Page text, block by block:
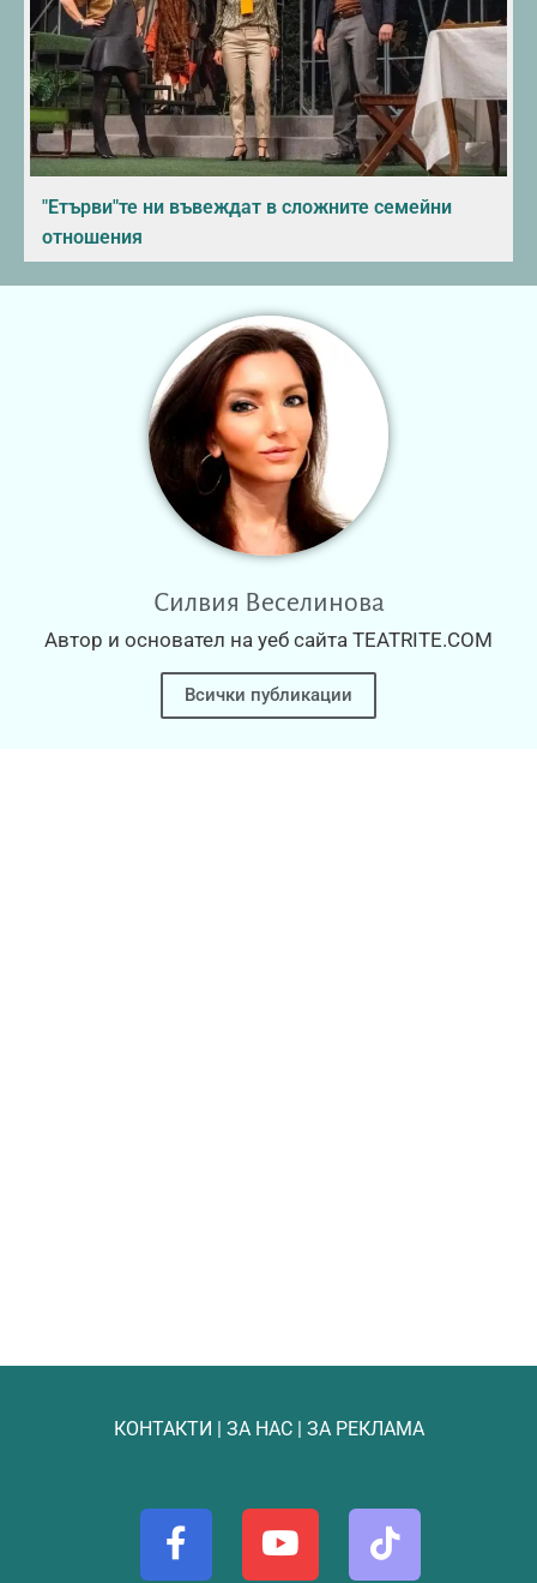
"Етърви"те ни въвеждат в сложните семейни
отношения
Силвия Веселинова
Автор и основател на уеб сайта TEATRITE.COM
Всички публикации
КОНТАКТИ | ЗА НАС| ЗА РЕКЛАМА